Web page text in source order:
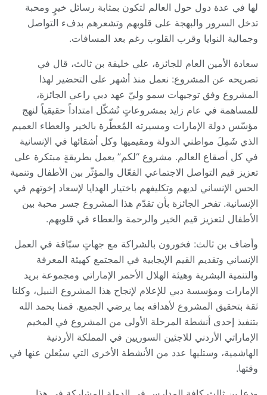
لها في عدة دول حول العالم لتكون بمثابة رسائل خيرٍ ومحبة
تدخل السرور والبهجة على قلوبهم وتشعرهم بدفء التواصل
وجمالية النوايا وقرب القلوب رغم بعد المسافات.
سعادة الأمين العام للجائزة، علي خليفة بن ثالث، قال في
تصريحه عن المشروع: نعمل منذ أشهر على التحضير لهذا
المشروع وفق توجيهات سمو وليّ عهد دبي راعي الجائزة،
للمساهمة في عام زايد بمشروعاتٍ تُشكّل امتداداً حقيقياً لنهج
مؤسّس دولة الإمارات ومسيرته المُعطّرة بالخير والعطاء العميم
الذي شَمِلَ مواطني الدولة ومقيميها وكل أشقائها في الإنسانية
في كل أصقاع العالم. مشروع “لكم” يعمل بطريقةٍ مبتكرة على
تعزيز قيم التواصل الاجتماعي الفعّال والمؤثّر بين الأطفال وتنمية
الحس الإنساني لديهم وتكليفهم باختيار الهدايا لإسعاد إخوتهم في
الإنسانية. تفخر الجائزة بأن تقدّم هذا المشروع جسر محبة بين
الأطفال لتعزيز قيم الخير والرحمة والعطاء في قلوبهم.
وأضاف بن ثالث: فخورون بالشراكة مع جهاتٍ سبّاقة في العمل
الإنساني وتقديم القيم الإيجابية في المجتمع كهيئة المعرفة
والتنمية البشرية وهيئة الهلال الأحمر الإماراتي ومجموعة بريد
الإمارات ومؤسسة دبي للإعلام لإنجاح هذا المشروع النبيل، وكلنا
ثقة بتحقيق المشروع لأهدافه بما يرضي الجميع. قمنا بحمد الله
بتنفيذ إحدى أنشطة المرحلة الأولى من المشروع في المخيم
الإماراتي الأردني للاجئين السوريين في المملكة الأردنية
الهاشمية، وستليها عدد من الأنشطة الأخرى التي سيُعلن عنها في
وقتها.